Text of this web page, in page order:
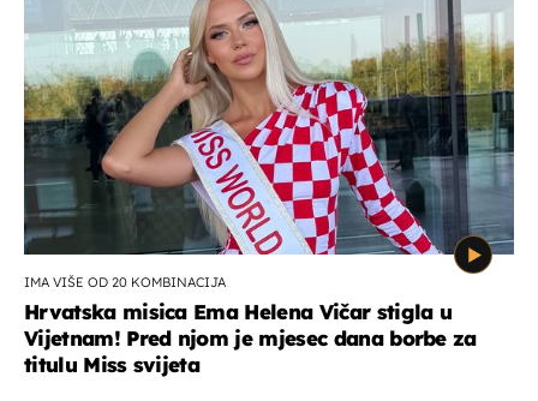
IMA VIŠE OD 20 KOMBINACIJA
Hrvatska misica Ema Helena Vičar stigla u
Vijetnam! Pred njom je mjesec dana borbe za
titulu Miss svijeta